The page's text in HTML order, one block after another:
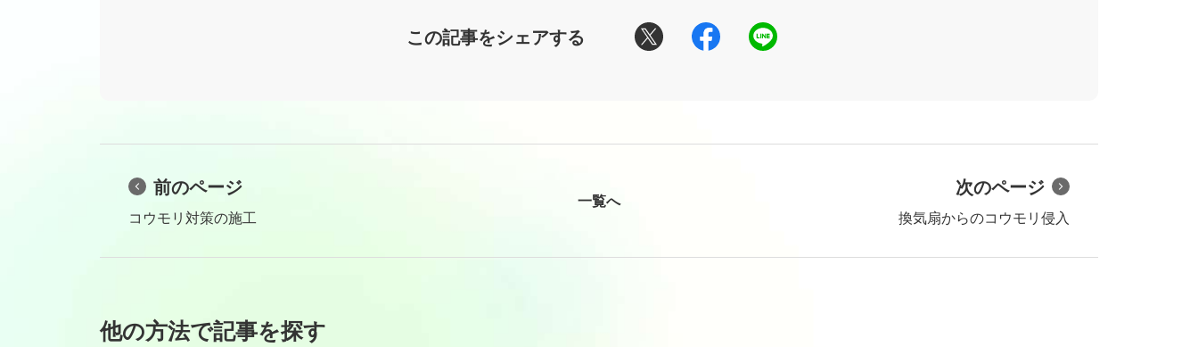
この記事をシェアする
前のページ
コウモリ対策の施工
一覧へ
次のページ
換気扇からのコウモリ侵入
他の方法で記事を探す